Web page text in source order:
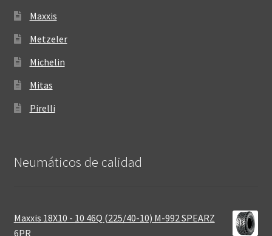
Maxxis
Metzeler
Michelin
Mitas
Pirelli
Neumáticos de calidad‎
Maxxis 18X10 - 10 46Q (225/40-10) M-992 SPEARZ
6PR